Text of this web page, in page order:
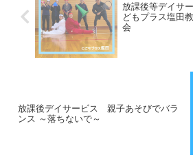
放課後等デイサ
どもプラス塩田
会
放課後デイサービス 親子あそびでバラ
ンス ～落ちないで～